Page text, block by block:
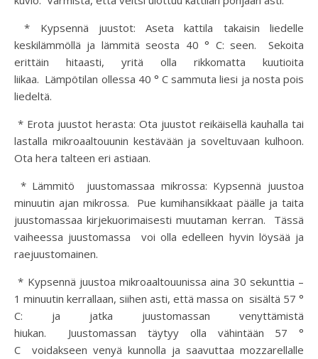
* Kypsennä juustot: Aseta kattila takaisin liedelle
keskilämmöllä ja lämmitä seosta 40 ° C: seen. Sekoita
erittäin hitaasti, yritä olla rikkomatta kuutioita
liikaa. Lämpötilan ollessa 40 ° C sammuta liesi ja nosta pois
liedeltä.
* Erota juustot herasta: Ota juustot reikäisellä kauhalla tai
lastalla mikroaaltouunin kestävään ja soveltuvaan kulhoon.
Ota hera talteen eri astiaan.
* Lämmitö juustomassaa mikrossa: Kypsennä juustoa
minuutin ajan mikrossa. Pue kumihansikkaat päälle ja taita
juustomassaa kirjekuorimaisesti muutaman kerran. Tässä
vaiheessa juustomassa voi olla edelleen hyvin löysää ja
raejuustomainen.
* Kypsennä juustoa mikroaaltouunissa aina 30 sekunttia –
1 minuutin kerrallaan, siihen asti, että massa on sisältä 57 °
C: ja jatka juustomassan venyttämistä
hiukan. Juustomassan täytyy olla vähintään 57 °
C voidakseen venyä kunnolla ja saavuttaa mozzarellalle